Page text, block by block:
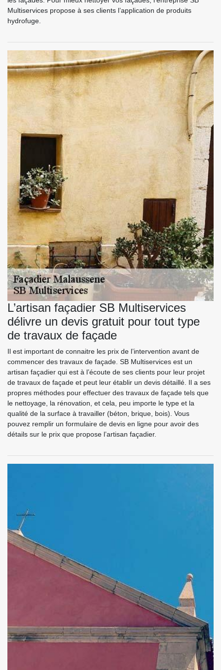
Multiservices propose à ses clients l’application de produits
hydrofuge.
L’artisan façadier SB Multiservices
délivre un devis gratuit pour tout type
de travaux de façade
Il est important de connaitre les prix de l’intervention avant de
commencer des travaux de façade. SB Multiservices est un
artisan façadier qui est à l’écoute de ses clients pour leur projet
de travaux de façade et peut leur établir un devis détaillé. Il a ses
propres méthodes pour effectuer des travaux de façade tels que
le nettoyage, la rénovation, et cela, peu importe le type et la
qualité de la surface à travailler (béton, brique, bois). Vous
pouvez remplir un formulaire de devis en ligne pour avoir des
détails sur le prix que propose l’artisan façadier.